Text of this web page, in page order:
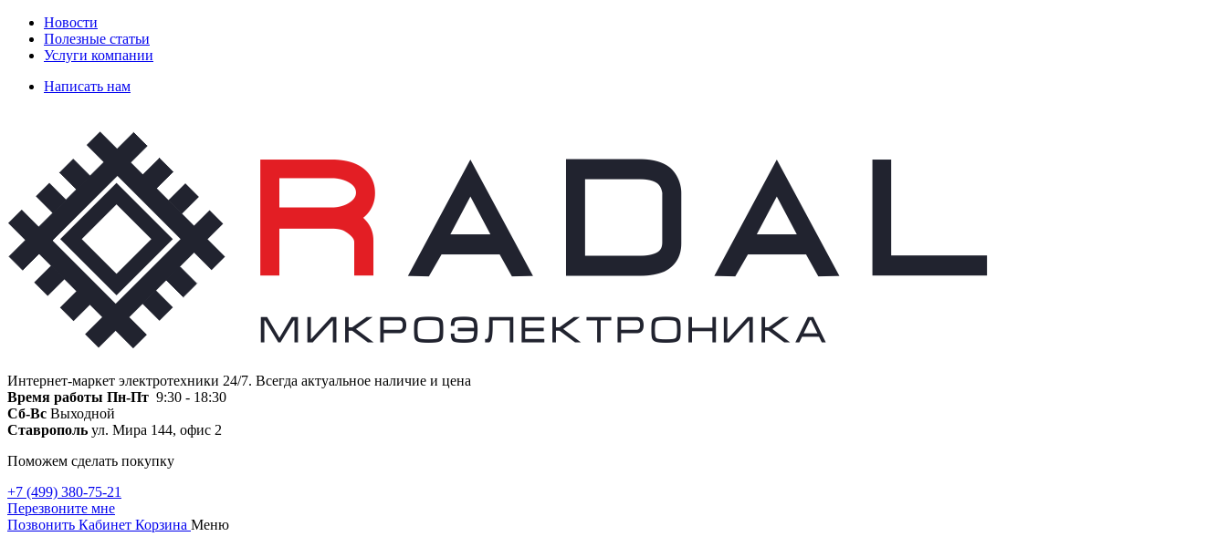
Новости
Полезные статьи
Услуги компании
Написать нам
Интернет-маркет электротехники 24/7. Всегда актуальное наличие и цена
Время работы Пн-Пт 9:30 - 18:30
Сб-Вс Выходной
Ставрополь ул. Мира 144, офис 2
Поможем сделать покупку
+7 (499) 380-75-21
Перезвоните мне
Позвонить Кабинет Корзина Меню